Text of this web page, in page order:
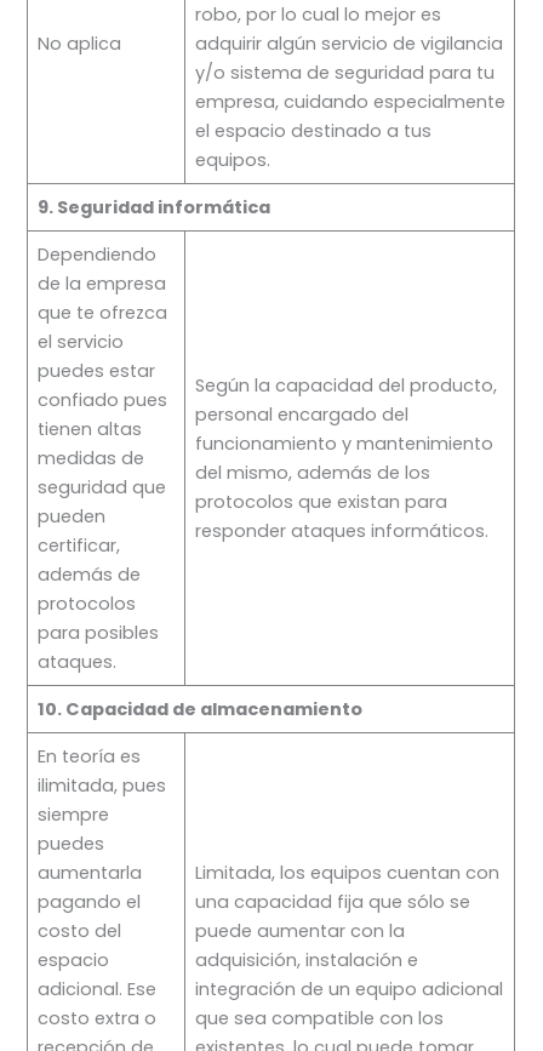
No aplica
robo, por lo cual lo mejor es
adquirir algún servicio de vigilancia
y/o sistema de seguridad para tu
empresa, cuidando especialmente
el espacio destinado a tus
equipos.
9. Seguridad informática
Dependiendo
de la empresa
que te ofrezca
el servicio
puedes estar
confiado pues
tienen altas
medidas de
seguridad que
pueden
certificar,
además de
protocolos
para posibles
ataques.
Según la capacidad del producto,
personal encargado del
funcionamiento y mantenimiento
del mismo, además de los
protocolos que existan para
responder ataques informáticos.
10. Capacidad de almacenamiento
En teoría es
ilimitada, pues
siempre
puedes
aumentarla
pagando el
costo del
espacio
adicional. Ese
costo extra o
Limitada, los equipos cuentan con
una capacidad fija que sólo se
puede aumentar con la
adquisición, instalación e
integración de un equipo adicional
que sea compatible con los